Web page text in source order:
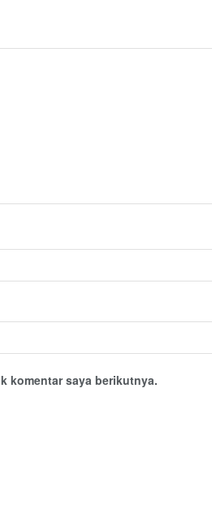
komentar saya berikutnya.